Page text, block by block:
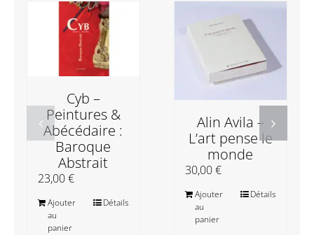
Cyb –
Peintures &
Abécédaire :
Baroque
Abstrait
23,00€
Ajouter
au
panier
Détails
Alin Avila –
L’art pense le
monde
30,00€
Ajouter
au
panier
Détails